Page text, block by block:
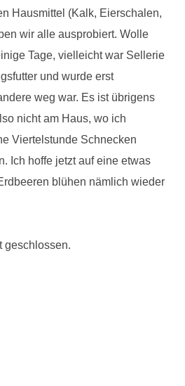
Hausmittel (Kalk, Eierschalen,
wir alle ausprobiert. Wolle
Tage, vielleicht war Sellerie
und wurde erst
weg war. Es ist übrigens
nicht am Haus, wo ich
Viertelstunde Schnecken
Ich hoffe jetzt auf eine etwas
blühen nämlich wieder
geschlossen.